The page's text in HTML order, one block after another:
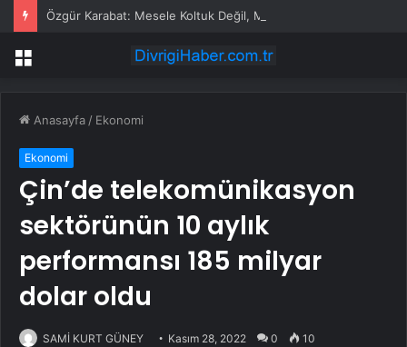
Menü
Anasayfa / Ekonomi
Ekonomi
Çin’de telekomünikasyon
sektörünün 10 aylık
performansı 185 milyar
dolar oldu
SAMİ KURT GÜNEY Kasım 28, 2022 0 10